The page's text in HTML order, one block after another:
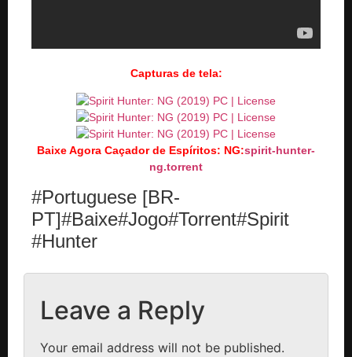
Capturas de tela:
Baixe Agora Caçador de Espíritos: NG:spirit-hunter-
ng.torrent
#Portuguese [BR-
PT]#Baixe#Jogo#Torrent#Spirit
#Hunter
Leave a Reply
Your email address will not be published.